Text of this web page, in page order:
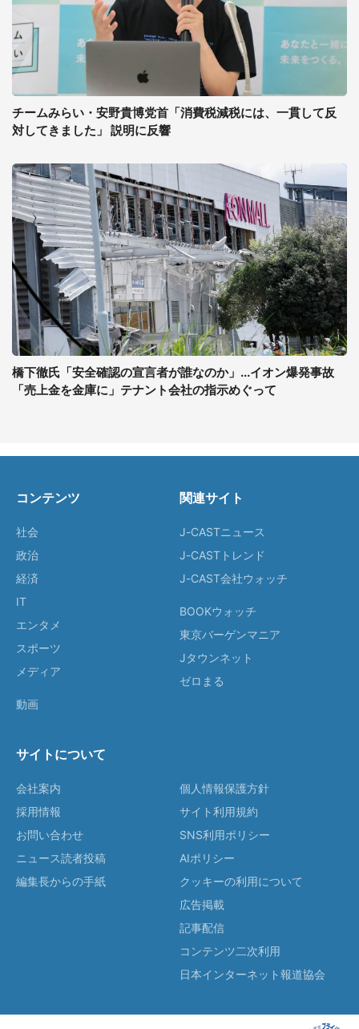
チームみらい・安野貴博党首「消費税減税には、一貫して反
対してきました」 説明に反響
橋下徹氏「安全確認の宣言者が誰なのか」...イオン爆発事故
「売上金を金庫に」テナント会社の指示めぐって
コンテンツ
社会
政治
経済
IT
エンタメ
スポーツ
メディア
動画
関連サイト
J-CASTニュース
J-CASTトレンド
J-CAST会社ウォッチ
BOOKウォッチ
東京バーゲンマニア
Jタウンネット
ゼロまる
サイトについて
会社案内
採用情報
お問い合わせ
ニュース読者投稿
編集長からの手紙
個人情報保護方針
サイト利用規約
SNS利用ポリシー
AIポリシー
クッキーの利用について
広告掲載
記事配信
コンテンツ二次利用
日本インターネット報道協会